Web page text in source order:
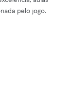
pelo jogo.